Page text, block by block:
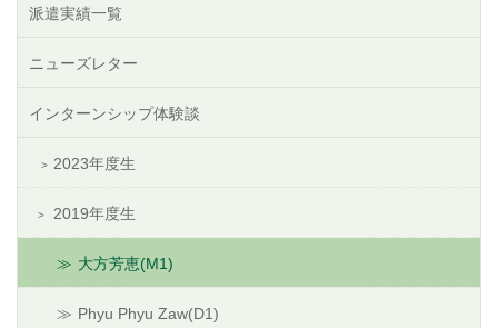
派遣実績一覧
ニューズレター
インターンシップ体験談
2023年度生
2019年度生
大方芳恵(M1)
Phyu Phyu Zaw(D1)